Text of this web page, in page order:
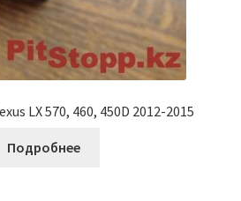
LX 570, 460, 450D 2012-2015
Подробнее